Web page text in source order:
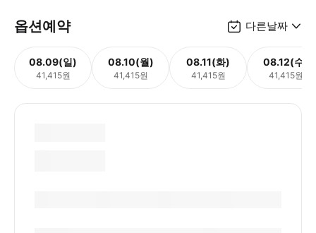
옵션예약 다른날짜
08.09(일)
41,415원
08.10(월)
41,415원
08.11(화)
41,415원
08.12(수)
41,415원